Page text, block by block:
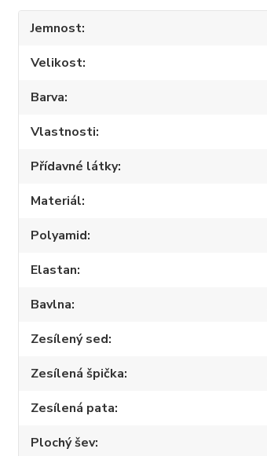
Jemnost
Velikost
Barva
Vlastnosti
Přídavné látky
Materiál
Polyamid
Elastan
Bavlna
Zesílený sed
Zesílená špička
Zesílená pata
Plochý šev